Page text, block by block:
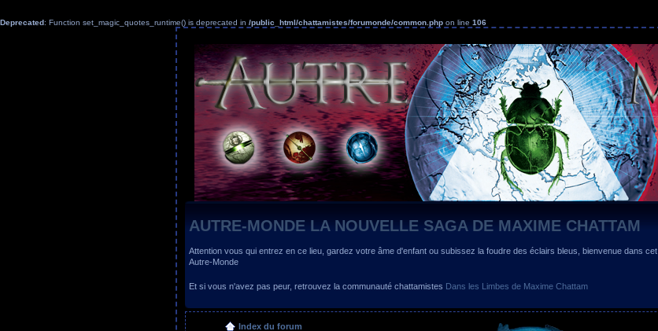
Deprecated: Function set_magic_quotes_runtime() is deprecated in /public_html/chattamistes/forumonde/common.php on line 106
AUTRE-MONDE LA NOUVELLE SAGA DE MAXIME CHATTAM
Attention vous qui entrez en ce lieu, gardez votre âme d'enfant ou subissez la foudre des éclairs bleus, bienvenue dans cet
Autre-Monde
Et si vous n'avez pas peur, retrouvez la communauté chattamistes Dans les Limbes de Maxime Chattam
Index du forum